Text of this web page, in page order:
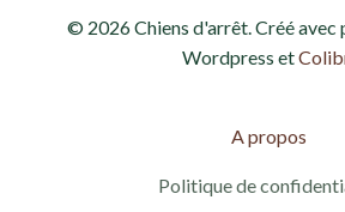
© 2026 Chiens d'arrêt. Créé avec
Wordpress et
A propos
Politique de